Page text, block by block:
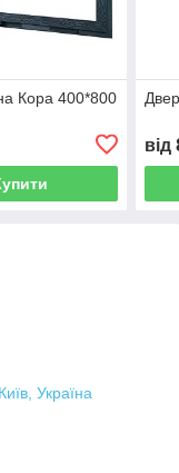
Кора 400*800
від
Україна